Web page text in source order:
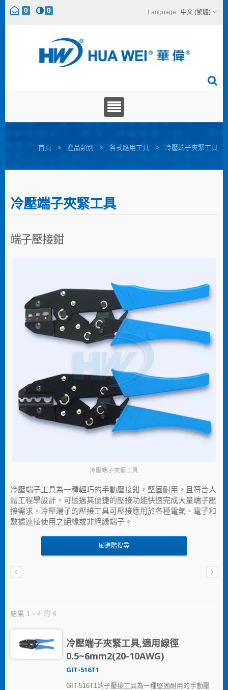
0 0 中文 (繁體)
首頁 產品類別 各式應用工具 冷壓端子夾緊工具
冷壓端子夾緊工具
端子壓接鉗
冷壓端子夾緊工具
冷壓端子工具為一種輕巧的手動壓接鉗，堅固耐用，且符合人
體工程學設計，可透過其便捷的壓接功能快速完成大量端子壓
接需求。冷壓端子的壓接工具可壓接應用於各種電氣、電子和
數據連接使用之絕緣或非絕緣端子。
進階搜尋
結果 1 - 4 的 4
冷壓端子夾緊工具,適用線徑
0.5~6mm2(20-10AWG)
GIT-516T1
GIT-516T1端子壓接工具為一種堅固耐用的手動壓